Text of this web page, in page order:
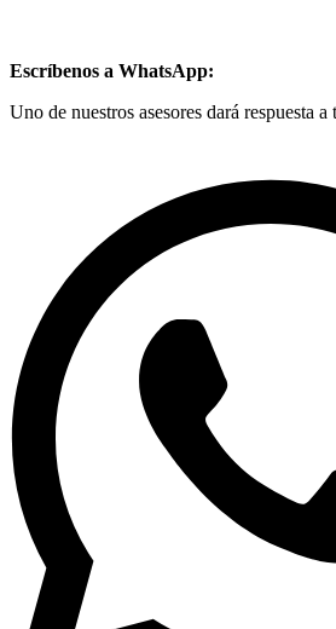
Escríbenos a WhatsApp:
Uno de nuestros asesores dará respuesta